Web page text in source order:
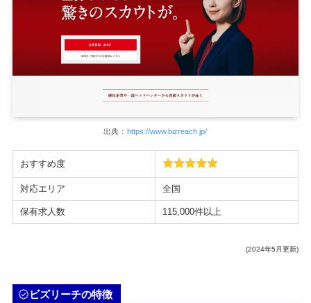
出典： https://www.bizreach.jp/
おすすめ度
対応エリア 全国
保有求人数 115,000件以上
(2024年5月更新)
ビズリーチの特徴